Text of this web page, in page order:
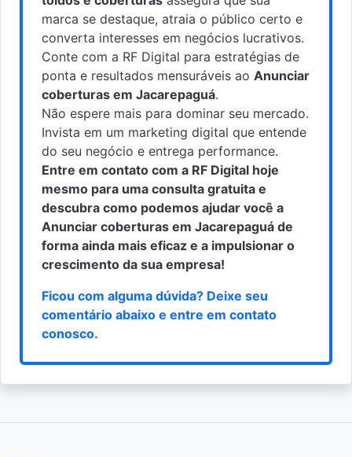
marca se destaque, atraia o público certo e
converta interesses em negócios lucrativos.
Conte com a RF Digital para estratégias de
ponta e resultados mensuráveis ao Anunciar
coberturas em Jacarepaguá.
Não espere mais para dominar seu mercado.
Invista em um marketing digital que entende
do seu negócio e entrega performance.
Entre em contato com a RF Digital hoje
mesmo para uma consulta gratuita e
descubra como podemos ajudar você a
Anunciar coberturas em Jacarepaguá de
forma ainda mais eficaz e a impulsionar o
crescimento da sua empresa!
Ficou com alguma dúvida? Deixe seu
comentário abaixo e entre em contato
conosco.